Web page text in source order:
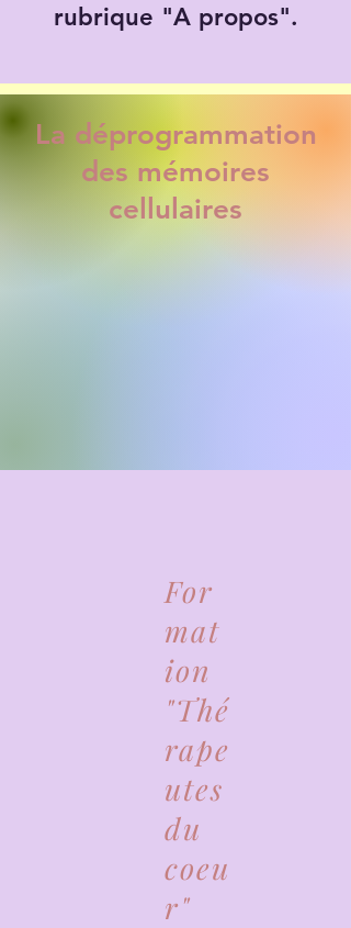
rubrique "A propos".
La déprogrammation
des mémoires
cellulaires
For
mat
ion
"Thé
rape
utes
du
coeu
r"